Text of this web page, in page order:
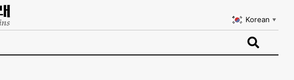
Korean ▼